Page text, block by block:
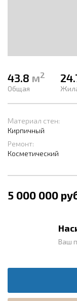
43.8 м2
Общая
Материал стен:
Кирпичный
Ремонт:
Косметический
5 000 000
Ваш